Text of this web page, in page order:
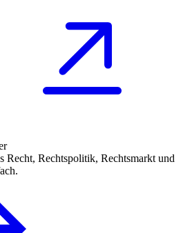
Recht, Rechtspolitik, Rechtsmarkt und